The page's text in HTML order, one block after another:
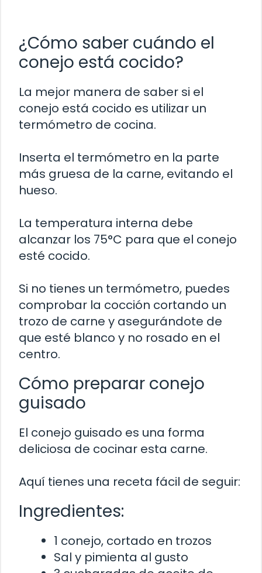
¿Cómo saber cuándo el
conejo está cocido?
La mejor manera de saber si el
conejo está cocido es utilizar un
termómetro de cocina.
Inserta el termómetro en la parte
más gruesa de la carne, evitando el
hueso.
La temperatura interna debe
alcanzar los 75°C para que el conejo
esté cocido.
Si no tienes un termómetro, puedes
comprobar la cocción cortando un
trozo de carne y asegurándote de
que esté blanco y no rosado en el
centro.
Cómo preparar conejo
guisado
El conejo guisado es una forma
deliciosa de cocinar esta carne.
Aquí tienes una receta fácil de seguir:
Ingredientes:
1 conejo, cortado en trozos
Sal y pimienta al gusto